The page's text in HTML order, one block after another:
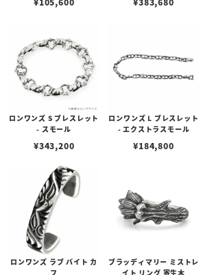
ロンワンズ S ブレスレット
- スモール
¥343,200
ロンワンズ L ブレスレット
- エクストラスモール
¥184,800
ロンワンズ ラブ バイト カ
フ
ブラッディマリー ミストレ
イト リング 寄生木